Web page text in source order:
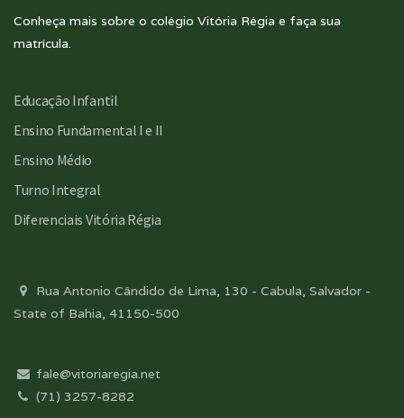
Conheça mais sobre o colégio Vitória Régia e faça sua
matrícula.
Educação Infantil
Ensino Fundamental I e II
Ensino Médio
Turno Integral
Diferenciais Vitória Régia
Rua Antonio Cândido de Lima, 130 - Cabula, Salvador -
State of Bahia, 41150-500
fale@vitoriaregia.net
(71) 3257-8282